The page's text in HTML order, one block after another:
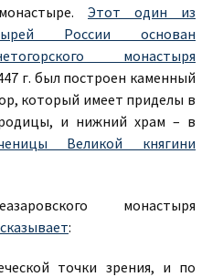
Этот один из
России основан
монастыря
г. был построен каменный
который имеет приделы в
и нижний храм – в
Великой княгини
монастыря
:
точки зрения, и по